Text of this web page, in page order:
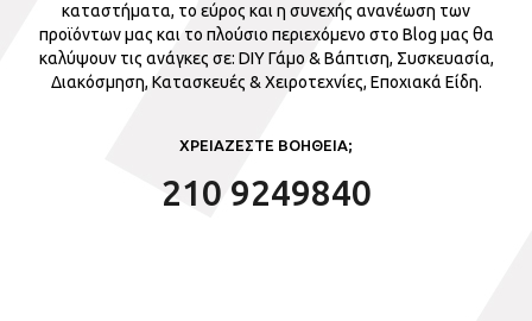
καταστήματα, το εύρος και η συνεχής ανανέωση των
προϊόντων μας και το πλούσιο περιεχόμενο στο Blog μας θα
καλύψουν τις ανάγκες σε: DIY Γάμο & Βάπτιση, Συσκευασία,
Διακόσμηση, Κατασκευές & Χειροτεχνίες, Εποχιακά Είδη.
ΧΡΕΙΑΖΕΣΤΕ ΒΟΗΘΕΙΑ;
210 9249840